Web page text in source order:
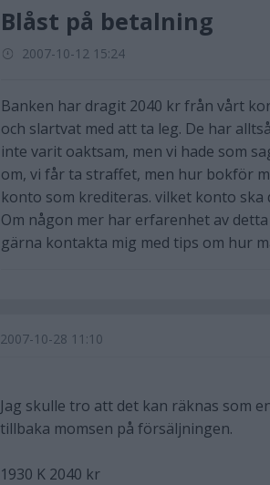
Blåst på betalning
2007-10-12 15:24
Banken har dragit 2040 kr från vårt
och slartvat med att ta leg. De har
inte varit oaktsam, men vi hade som
om, vi får ta straffet, men hur bokför
konto som krediteras. vilket konto ska
Om någon mer har erfarenhet av
gärna kontakta mig med tips om hur
2007-10-28 11:10
Jag skulle tro att det kan räknas som
tillbaka momsen på försäljningen.
1930 K 2040 kr